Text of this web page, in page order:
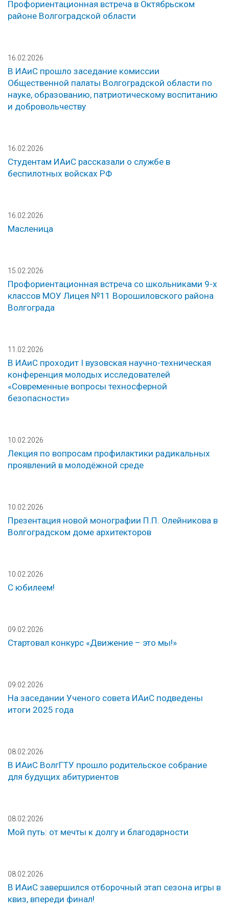
Профориентационная встреча в Октябрьском
районе Волгоградской области
16.02.2026
В ИАиС прошло заседание комиссии
Общественной палаты Волгоградской области по
науке, образованию, патриотическому воспитанию
и добровольчеству
16.02.2026
Студентам ИАиС рассказали о службе в
беспилотных войсках РФ
16.02.2026
Масленица
15.02.2026
Профориентационная встреча со школьниками 9-х
классов МОУ Лицея №11 Ворошиловского района
Волгограда
11.02.2026
В ИАиС проходит I вузовская научно-техническая
конференция молодых исследователей
«Современные вопросы техносферной
безопасности»
10.02.2026
Лекция по вопросам профилактики радикальных
проявлений в молодёжной среде
10.02.2026
Презентация новой монографии П.П. Олейникова в
Волгоградском доме архитекторов
10.02.2026
С юбилеем!
09.02.2026
Стартовал конкурс «Движение – это мы!»
09.02.2026
На заседании Ученого совета ИАиС подведены
итоги 2025 года
08.02.2026
В ИАиС ВолгГТУ прошло родительское собрание
для будущих абитуриентов
08.02.2026
Мой путь: от мечты к долгу и благодарности
08.02.2026
В ИАиС завершился отборочный этап сезона игры в
квиз, впереди финал!